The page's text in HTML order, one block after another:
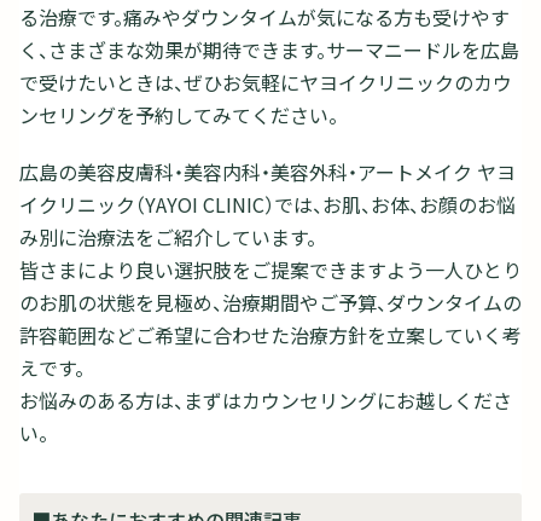
る治療です。痛みやダウンタイムが気になる方も受けやす
く、さまざまな効果が期待できます。サーマニードルを広島
で受けたいときは、ぜひお気軽にヤヨイクリニックのカウ
ンセリングを予約してみてください。
広島の美容皮膚科・美容内科・美容外科・アートメイク ヤヨ
イクリニック（YAYOI CLINIC）では、お肌、お体、お顔のお悩
み別に治療法をご紹介しています。
皆さまにより良い選択肢をご提案できますよう一人ひとり
のお肌の状態を見極め、治療期間やご予算、ダウンタイムの
許容範囲などご希望に合わせた治療方針を立案していく考
えです。
お悩みのある方は、まずはカウンセリングにお越しくださ
い。